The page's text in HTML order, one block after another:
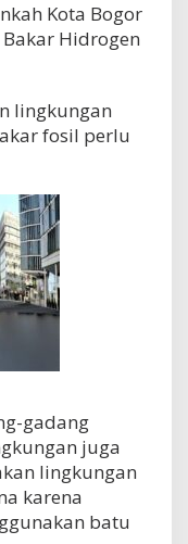
Kota Bogor
Hidrogen
lingkungan
fosil perlu
gadang
juga
lingkungan
karena
batu